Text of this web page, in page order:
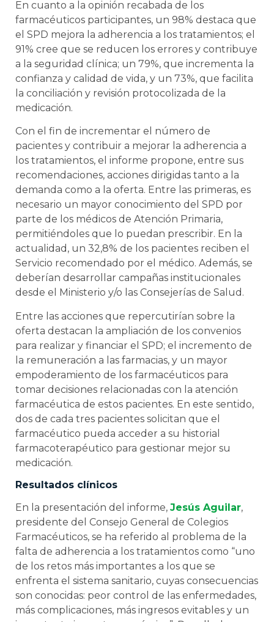
En cuanto a la opinión recabada de los
farmacéuticos participantes, un 98% destaca que
el SPD mejora la adherencia a los tratamientos; el
91% cree que se reducen los errores y contribuye
a la seguridad clínica; un 79%, que incrementa la
confianza y calidad de vida, y un 73%, que facilita
la conciliación y revisión protocolizada de la
medicación.
Con el fin de incrementar el número de
pacientes y contribuir a mejorar la adherencia a
los tratamientos, el informe propone, entre sus
recomendaciones, acciones dirigidas tanto a la
demanda como a la oferta. Entre las primeras, es
necesario un mayor conocimiento del SPD por
parte de los médicos de Atención Primaria,
permitiéndoles que lo puedan prescribir. En la
actualidad, un 32,8% de los pacientes reciben el
Servicio recomendado por el médico. Además, se
deberían desarrollar campañas institucionales
desde el Ministerio y/o las Consejerías de Salud.
Entre las acciones que repercutirían sobre la
oferta destacan la ampliación de los convenios
para realizar y financiar el SPD; el incremento de
la remuneración a las farmacias, y un mayor
empoderamiento de los farmacéuticos para
tomar decisiones relacionadas con la atención
farmacéutica de estos pacientes. En este sentido,
dos de cada tres pacientes solicitan que el
farmacéutico pueda acceder a su historial
farmacoterapéutico para gestionar mejor su
medicación.
Resultados clínicos
En la presentación del informe, Jesús Aguilar,
presidente del Consejo General de Colegios
Farmacéuticos, se ha referido al problema de la
falta de adherencia a los tratamientos como “uno
de los retos más importantes a los que se
enfrenta el sistema sanitario, cuyas consecuencias
son conocidas: peor control de las enfermedades,
más complicaciones, más ingresos evitables y un